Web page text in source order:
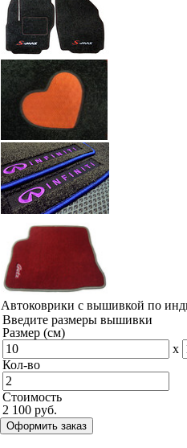
Автоковрики с вышивкой по
Введите размеры вышивки
Размер (см)
x
Кол-во
Стоимость
2 100 руб.
Оформить заказ